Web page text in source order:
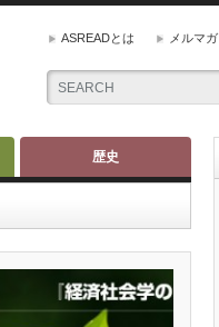
ASREADとは メルマガ
歴史